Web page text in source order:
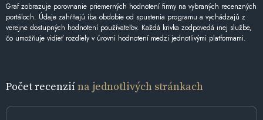
Graf zobrazuje porovnanie priemerných hodnotení firmy na vybraných recenzných
portáloch. Údaje zahŕňajú iba obdobie od spustenia programu a vychádzajú z
verejne dostupných hodnotení používateľov. Každá krivka zodpovedá inej službe,
čo umožňuje vidieť rozdiely v úrovni hodnotení medzi jednotlivými platformami.
Počet recenziína jednotlivých stránkach